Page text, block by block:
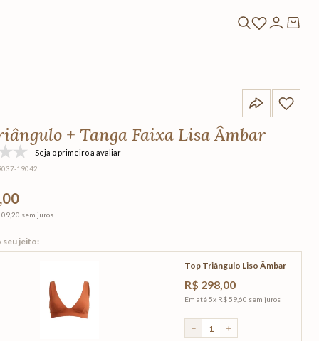
+ Tanga Faixa Lisa Âmbar
Seja o primeiro a avaliar
19042
sem juros
Top Triângulo Liso Âmbar
R$ 298,00
Em até 5x R$ 59,60 sem juros
＋
－